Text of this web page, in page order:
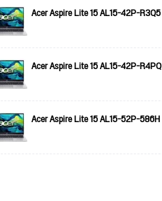
Acer Aspire Lite 15 AL15-42P-R3Q5
Acer Aspire Lite 15 AL15-42P-R4PQ
Acer Aspire Lite 15 AL15-52P-586H